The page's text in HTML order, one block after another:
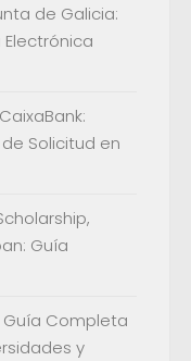
de Galicia:
Solicitud en
Guía
Guía Completa
y